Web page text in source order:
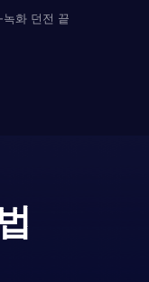
화 던전 끝